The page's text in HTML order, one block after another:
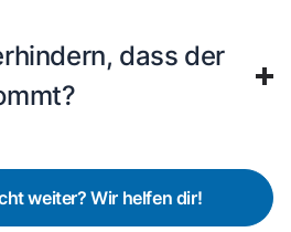
dass der
weiter? Wir helfen dir!